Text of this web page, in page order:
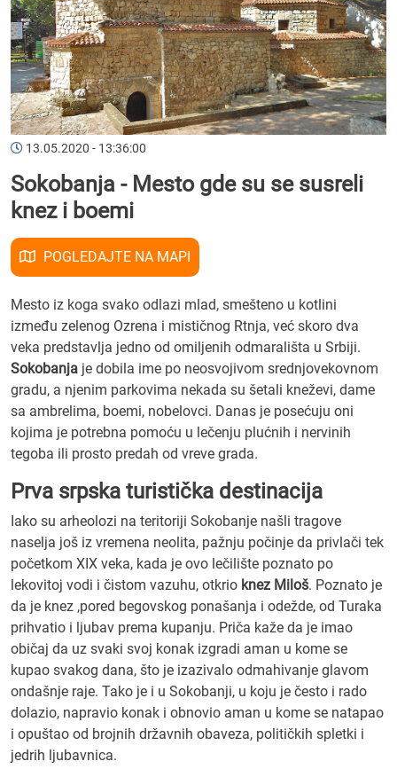
13.05.2020 - 13:36:00
Sokobanja - Mesto gde su se susreli
knez i boemi
POGLEDAJTE NA MAPI
Mesto iz koga svako odlazi mlad, smešteno u kotlini
između zelenog Ozrena i mističnog Rtnja, već skoro dva
veka predstavlja jedno od omiljenih odmarališta u Srbiji.
Sokobanja je dobila ime po neosvojivom srednjovekovnom
gradu, a njenim parkovima nekada su šetali kneževi, dame
sa ambrelima, boemi, nobelovci. Danas je posećuju oni
kojima je potrebna pomoću u lečenju plućnih i nervinih
tegoba ili prosto predah od vreve grada.
Prva srpska turistička destinacija
Iako su arheolozi na teritoriji Sokobanje našli tragove
naselja još iz vremena neolita, pažnju počinje da privlači tek
početkom XIX veka, kada je ovo lečilište poznato po
lekovitoj vodi i čistom vazuhu, otkrio knez Miloš. Poznato je
da je knez ,pored begovskog ponašanja i odežde, od Turaka
prihvatio i ljubav prema kupanju. Priča kaže da je imao
običaj da uz svaki svoj konak izgradi aman u kome se
kupao svakog dana, što je izazivalo odmahivanje glavom
ondašnje raje. Tako je i u Sokobanji, u koju je često i rado
dolazio, napravio konak i obnovio aman u kome se natapao
i opuštao od brojnih državnih obaveza, političkih spletki i
jedrih ljubavnica.